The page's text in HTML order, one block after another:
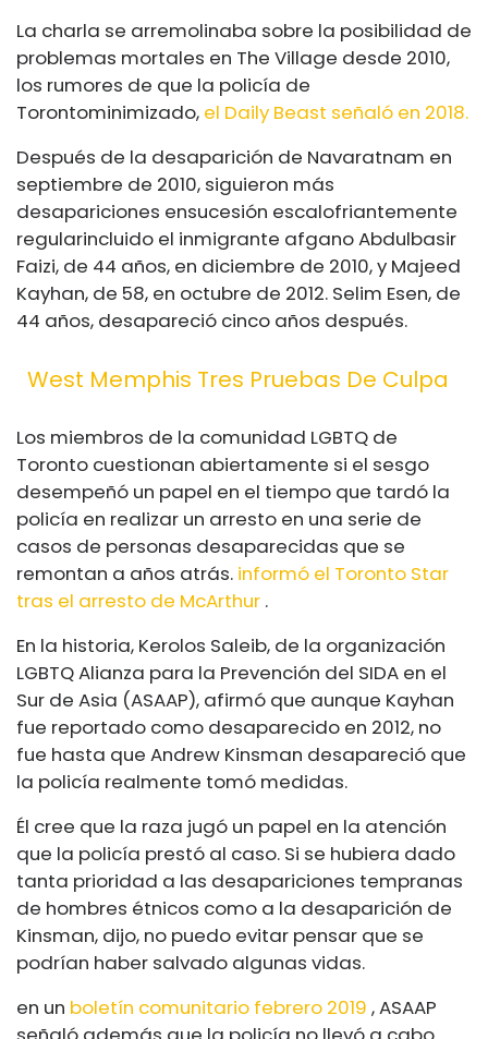
La charla se arremolinaba sobre la posibilidad de
problemas mortales en The Village desde 2010,
los rumores de que la policía de
Torontominimizado, el Daily Beast señaló en 2018.
Después de la desaparición de Navaratnam en
septiembre de 2010, siguieron más
desapariciones ensucesión escalofriantemente
regularincluido el inmigrante afgano Abdulbasir
Faizi, de 44 años, en diciembre de 2010, y Majeed
Kayhan, de 58, en octubre de 2012. Selim Esen, de
44 años, desapareció cinco años después.
West Memphis Tres Pruebas De Culpa
Los miembros de la comunidad LGBTQ de
Toronto cuestionan abiertamente si el sesgo
desempeñó un papel en el tiempo que tardó la
policía en realizar un arresto en una serie de
casos de personas desaparecidas que se
remontan a años atrás. informó el Toronto Star
tras el arresto de McArthur .
En la historia, Kerolos Saleib, de la organización
LGBTQ Alianza para la Prevención del SIDA en el
Sur de Asia (ASAAP), afirmó que aunque Kayhan
fue reportado como desaparecido en 2012, no
fue hasta que Andrew Kinsman desapareció que
la policía realmente tomó medidas.
Él cree que la raza jugó un papel en la atención
que la policía prestó al caso. Si se hubiera dado
tanta prioridad a las desapariciones tempranas
de hombres étnicos como a la desaparición de
Kinsman, dijo, no puedo evitar pensar que se
podrían haber salvado algunas vidas.
en un boletín comunitario febrero 2019 , ASAAP